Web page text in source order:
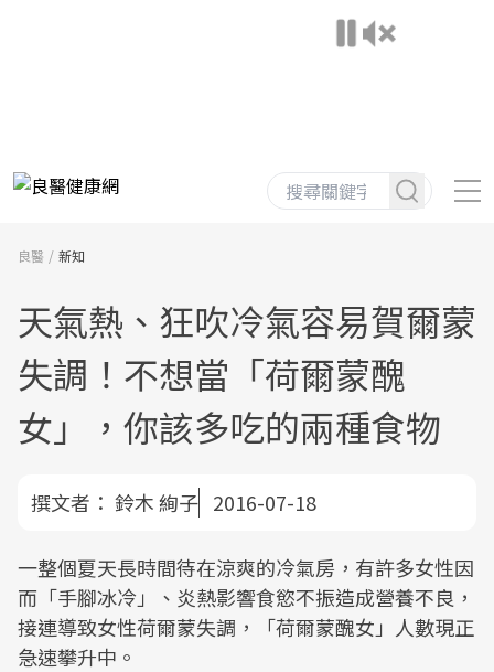
良醫 新知
天氣熱、狂吹冷氣容易賀爾蒙
失調！不想當「荷爾蒙醜
女」，你該多吃的兩種食物
撰文者： 鈴木 絢子 2016-07-18
一整個夏天長時間待在涼爽的冷氣房，有許多女性因
而「手腳冰冷」、炎熱影響食慾不振造成營養不良，
接連導致女性荷爾蒙失調，「荷爾蒙醜女」人數現正
急速攀升中。